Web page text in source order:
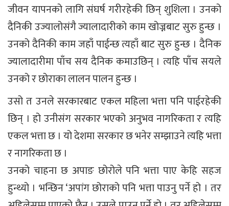
जीवन यापनको लागि संघर्ष गरीरहेकी छिन् शुशिला । उनको
दैनिकी उज्यालोसंगै ज्यालादारीको काम खोज्नबाट सुरु हुन्छ ।
उनको दैनिकी काम जहाँ पाईन्छ त्यहाँ बाट सुरु हुन्छ । दैनिक
ज्यालादारीमा पाँच सय दैनिक कमाउछिन् । त्यहि पाँच सयले
उनको र छोराका लालन पालन हुन्छ ।
उसो त उनले सरकारबाट एकल महिला भत्ता पनि पाईरहेकी
छिन् । हो उनीसंग सरकार भएको अनुभव नागरिकता र त्यहि
एकल भत्ता छ । यो देशमा सरकार छ भनेर सम्झाउने त्यहि भत्ता
र नागरिकता छ ।
उनको चाहना छ अपाङ छोरोले पनि भत्ता पाए केहि सहज
हुन्थ्यो । भन्छिन ‘अपांग छोराको पनि भत्ता पाउनु पर्ने हो । तर